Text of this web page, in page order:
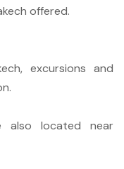
offered.
excursions and
also located near